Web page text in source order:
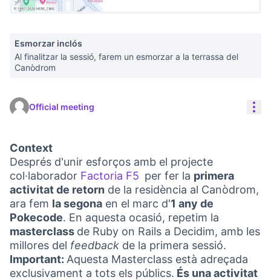
Esmorzar inclós
Al finalitzar la sessió, farem un esmorzar a la terrassa del
Canòdrom
Official meeting
Context
Després d'unir esforços amb el projecte
col·laborador Factoria F5
(External link)
per fer la primera
activitat de retorn de la residència al Canòdrom,
ara fem la segona en el marc d'1 any de
Pokecode. En aquesta ocasió, repetim la
masterclass de Ruby on Rails a Decidim, amb les
millores del feedback de la primera sessió.
Important: Aquesta Masterclass està adreçada
exclusivament a tots els públics. És una activitat